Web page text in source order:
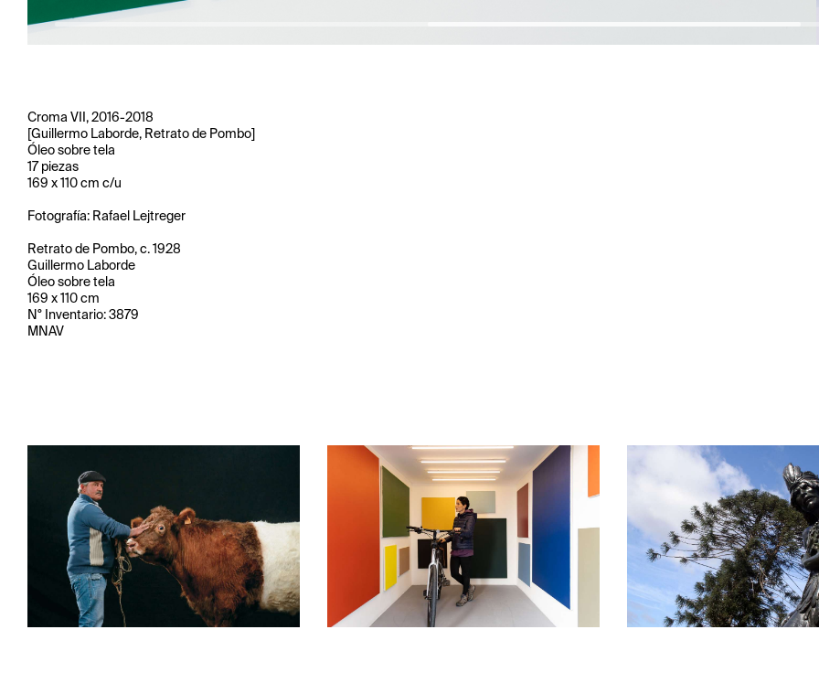
Croma VII, 2016-2018
[Guillermo Laborde, Retrato de Pombo]
Óleo sobre tela
17 piezas
169 x 110 cm c/u
Fotografía: Rafael Lejtreger
Retrato de Pombo, c. 1928
Guillermo Laborde
Óleo sobre tela
169 x 110 cm
N° Inventario: 3879
MNAV